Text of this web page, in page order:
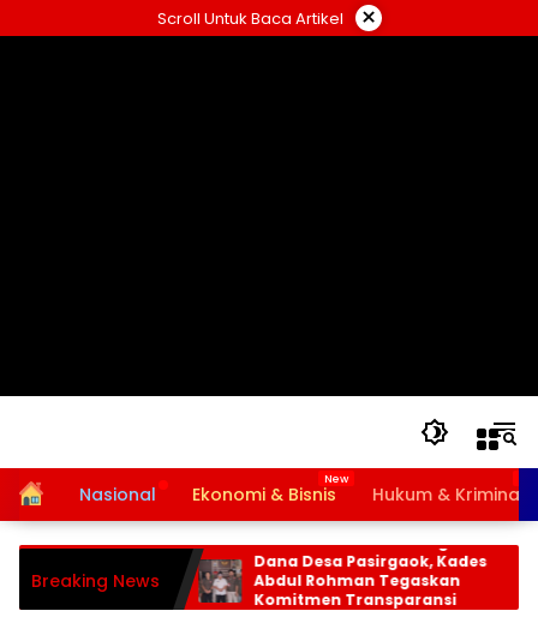
ke
Scroll Untuk Baca Artikel ×
HomeNasional Ekonomi & Bisnis Hukum & Kriminal
Breaking News
LSM Trinusa Monitoring
Dana Desa Pasirgaok, Kades
Abdul Rohman Tegaskan
Komitmen Transparansi